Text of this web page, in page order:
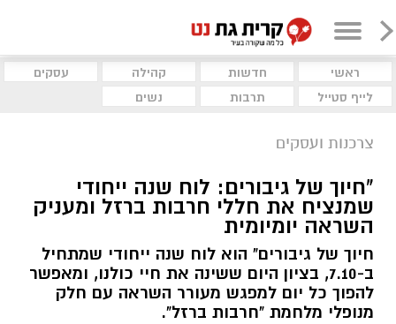
ראשי חדשות קהילה
עסקים
לייף סטייל
תרבות נשים
צרכנות ועסקים
"חיוך של גיבורים: לוח שנה ייחודי
שמנציח את חללי חרבות ברזל ומעניק
השראה יומיומית
חיוך של גיבורים" הוא לוח שנה ייחודי שמתחיל
ב-7.10, בציון היום ששינה את חיי כולנו, ומאפשר
להפוך כל יום למפגש מעורר השראה עם חלק
מנופלי מלחמת "חרבות ברזל".